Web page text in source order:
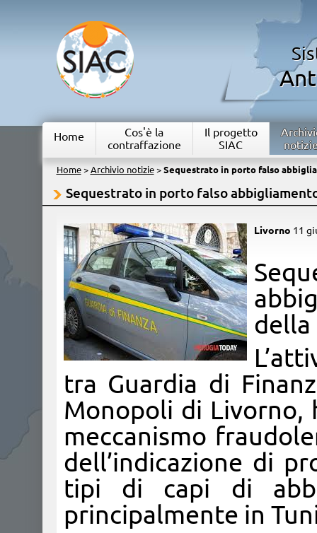
Home
Cos'è la
contraffazione
Il progetto
SIAC
Home> Archivio notizie> Sequestrato in porto falso
Sequestrato in porto falso
Livorno 11
della
tra Guardia di
Monopoli di
meccanismo
dell’indicazione di
tipi di capi di
principalmente in